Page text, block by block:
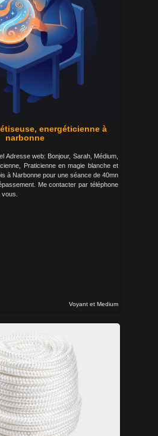
energéticienne à
narbonne
Adresse web: Bonjour, Sarah, Médium,
Praticienne en magie blanche et
à Narbonne pour une séance de 40mn
Me contacter par téléphone
Voyant et Medium